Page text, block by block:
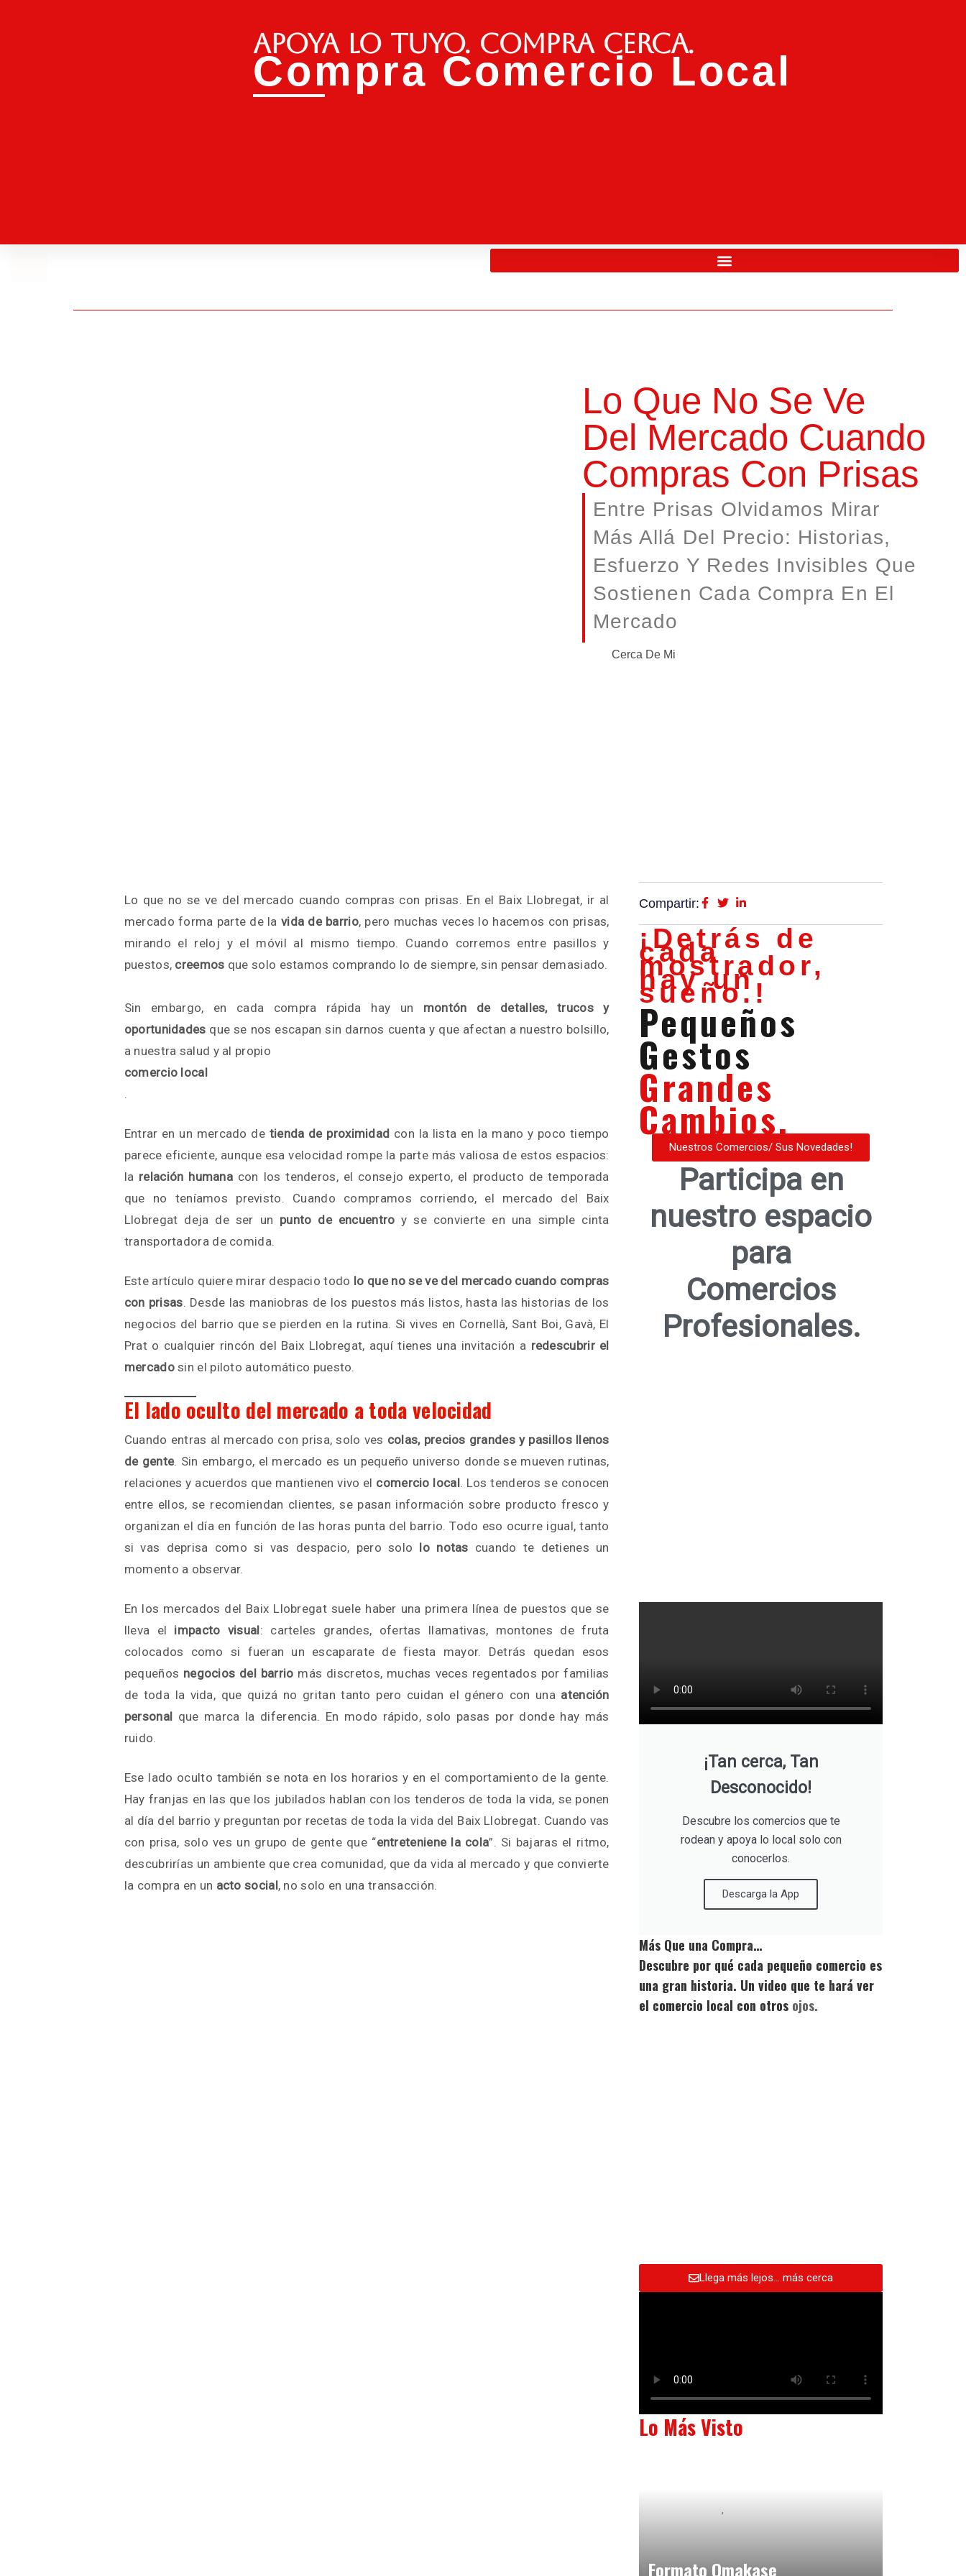
Apoya lo tuyo. Compra cerca.
Compra Comercio Local
Lo Que No Se Ve
Del Mercado Cuando
Compras Con Prisas
Entre Prisas Olvidamos Mirar
Más Allá Del Precio: Historias,
Esfuerzo Y Redes Invisibles Que
Sostienen Cada Compra En El
Mercado
Cerca De Mi
Lo que no se ve del mercado cuando compras con prisas. En el Baix Llobregat, ir al
mercado forma parte de la vida de barrio, pero muchas veces lo hacemos con prisas,
mirando el reloj y el móvil al mismo tiempo. Cuando corremos entre pasillos y
puestos, creemos que solo estamos comprando lo de siempre, sin pensar demasiado.
Sin embargo, en cada compra rápida hay un montón de detalles, trucos y
oportunidades que se nos escapan sin darnos cuenta y que afectan a nuestro bolsillo,
a nuestra salud y al propio
comercio local
.
Entrar en un mercado de tienda de proximidad con la lista en la mano y poco tiempo
parece eficiente, aunque esa velocidad rompe la parte más valiosa de estos espacios:
la relación humana con los tenderos, el consejo experto, el producto de temporada
que no teníamos previsto. Cuando compramos corriendo, el mercado del Baix
Llobregat deja de ser un punto de encuentro y se convierte en una simple cinta
transportadora de comida.
Este artículo quiere mirar despacio todo lo que no se ve del mercado cuando compras
con prisas. Desde las maniobras de los puestos más listos, hasta las historias de los
negocios del barrio que se pierden en la rutina. Si vives en Cornellà, Sant Boi, Gavà, El
Prat o cualquier rincón del Baix Llobregat, aquí tienes una invitación a redescubrir el
mercadosin el piloto automático puesto.
El lado oculto del mercado a toda velocidad
Cuando entras al mercado con prisa, solo ves colas, precios grandes y pasillos llenos
de gente. Sin embargo, el mercado es un pequeño universo donde se mueven rutinas,
relaciones y acuerdos que mantienen vivo el comercio local. Los tenderos se conocen
entre ellos, se recomiendan clientes, se pasan información sobre producto fresco y
organizan el día en función de las horas punta del barrio. Todo eso ocurre igual, tanto
si vas deprisa como si vas despacio, pero solo lo notas cuando te detienes un
momento a observar.
En los mercados del Baix Llobregat suele haber una primera línea de puestos que se
lleva el impacto visual: carteles grandes, ofertas llamativas, montones de fruta
colocados como si fueran un escaparate de fiesta mayor. Detrás quedan esos
pequeños negocios del barrio más discretos, muchas veces regentados por familias
de toda la vida, que quizá no gritan tanto pero cuidan el género con una atención
personal que marca la diferencia. En modo rápido, solo pasas por donde hay más
ruido.
Ese lado oculto también se nota en los horarios y en el comportamiento de la gente.
Hay franjas en las que los jubilados hablan con los tenderos de toda la vida, se ponen
al día del barrio y preguntan por recetas de toda la vida del Baix Llobregat. Cuando vas
con prisa, solo ves un grupo de gente que “entreteniene la cola”. Si bajaras el ritmo,
descubrirías un ambiente que crea comunidad, que da vida al mercado y que convierte
la compra en un acto social, no solo en una transacción.
Compartir:
¡Detrás de
cada
mostrador,
hay un
sueño.!
Pequeños
Gestos
Grandes
Cambios.
Nuestros Comercios/ Sus Novedades!
Participa en
nuestro espacio
para
Comercios
Profesionales.
¡Tan cerca, Tan
Desconocido!
Descubre los comercios que te
rodean y apoya lo local solo con
conocerlos.
Descarga la App
Más Que una Compra…
Descubre por qué cada pequeño comercio es
una gran historia. Un video que te hará ver
el comercio local con otros ojos.
Llega más lejos… más cerca
Lo Más Visto
Formato Omakase